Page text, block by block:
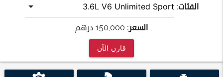
الفئات:
السعر: 150,000درهم
قارن الآن